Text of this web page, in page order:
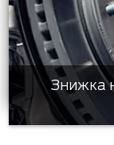
Знижка